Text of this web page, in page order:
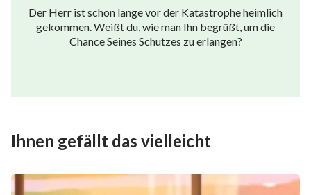
Der Herr ist schon lange vor der Katastrophe heimlich
gekommen. Weißt du, wie man Ihn begrüßt, um die
Chance Seines Schutzes zu erlangen?
Ihnen gefällt das vielleicht